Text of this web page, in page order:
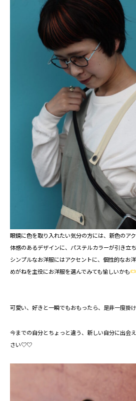
眼鏡に色を取り入れたい気分の方には、新色のア
体感のあるデザインに、パステルカラーが引き立
シンプルなお洋服にはアクセントに、個性的なお
めがねを主役にお洋服を選んでみても愉しいかも
可愛い、好きと一瞬でもおもったら、是非一度掛
今までの自分とちょっと違う、新しい自分に出会
さい♡♡